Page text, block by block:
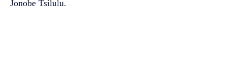
Jonobe Tsilulu. ‎